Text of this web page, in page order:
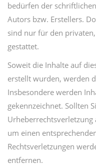
bedürfen der
Autors bzw. Erstellers.
sind nur für den
gestattet.
Soweit die Inhalte auf
erstellt wurden, werden
Insbesondere werden
gekennzeichnet. Sollten
um einen
Rechtsverletzungen
entfernen.